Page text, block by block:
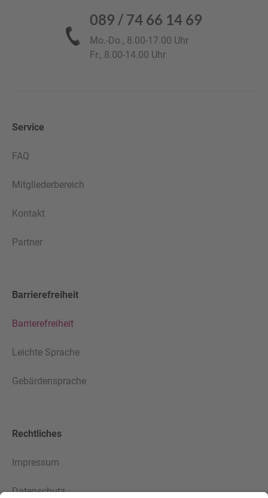
089 / 74 66 14 69
Mo.-Do., 8.00-17.00 Uhr
Fr., 8.00-14.00 Uhr
Service
FAQ
Mitgliederbereich
Kontakt
Partner
Barrierefreiheit
Barrierefreiheit
Leichte Sprache
Gebärdensprache
Rechtliches
Impressum
Datenschutz